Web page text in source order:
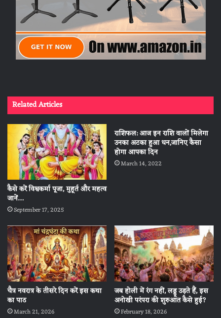
Related Articles
कैसे करें विश्वकर्मा पूजा, मुहूर्त और महत्व
जानें…
September 17, 2025
राशिफल: आज इन राशि वालों मिलेगा
उनका अटका हुआ धन,जानिए कैसा
होगा आपका दिन
March 14, 2022
चैत्र नवरात्र के तीसरे दिन करें इस कथा
का पाठ
March 21, 2026
जब होली में रंग नहीं, लड्डू उड़ते हैं, इस
अनोखी परंपरा की शुरुआत कैसे हुई?
February 18, 2026